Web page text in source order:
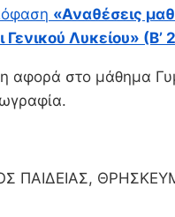
«Αναθέσεις
Γενικού Λυκείου» (Β’
αφορά στο μάθημα
ΠΑΙΔΕΙΑΣ,